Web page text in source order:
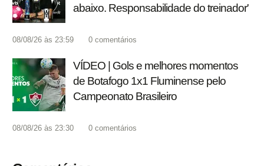
abaixo. Responsabilidade do treinador'
08/08/26 às 23:59 0 comentários
VÍDEO | Gols e melhores momentos
de Botafogo 1x1 Fluminense pelo
Campeonato Brasileiro
08/08/26 às 23:30 0 comentários